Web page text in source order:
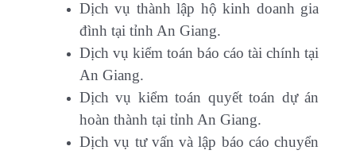
Dịch vụ thành lập hộ kinh doanh gia
đình tại tỉnh An Giang.
Dịch vụ kiểm toán báo cáo tài chính tại
An Giang.
Dịch vụ kiểm toán quyết toán dự án
hoàn thành tại tỉnh An Giang.
Dịch vụ tư vấn và lập báo cáo chuyển